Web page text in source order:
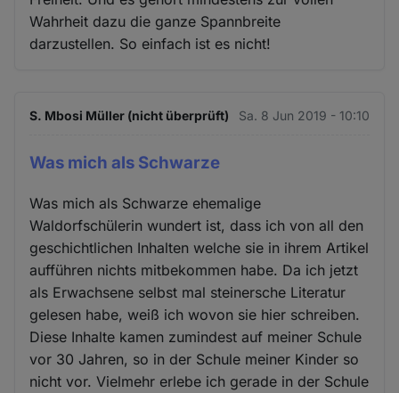
Wahrheit dazu die ganze Spannbreite
darzustellen. So einfach ist es nicht!
S. Mbosi Müller (nicht überprüft) Sa. 8 Jun 2019 - 10:10
Was mich als Schwarze
Was mich als Schwarze ehemalige
Waldorfschülerin wundert ist, dass ich von all den
geschichtlichen Inhalten welche sie in ihrem Artikel
aufführen nichts mitbekommen habe. Da ich jetzt
als Erwachsene selbst mal steinersche Literatur
gelesen habe, weiß ich wovon sie hier schreiben.
Diese Inhalte kamen zumindest auf meiner Schule
vor 30 Jahren, so in der Schule meiner Kinder so
nicht vor. Vielmehr erlebe ich gerade in der Schule